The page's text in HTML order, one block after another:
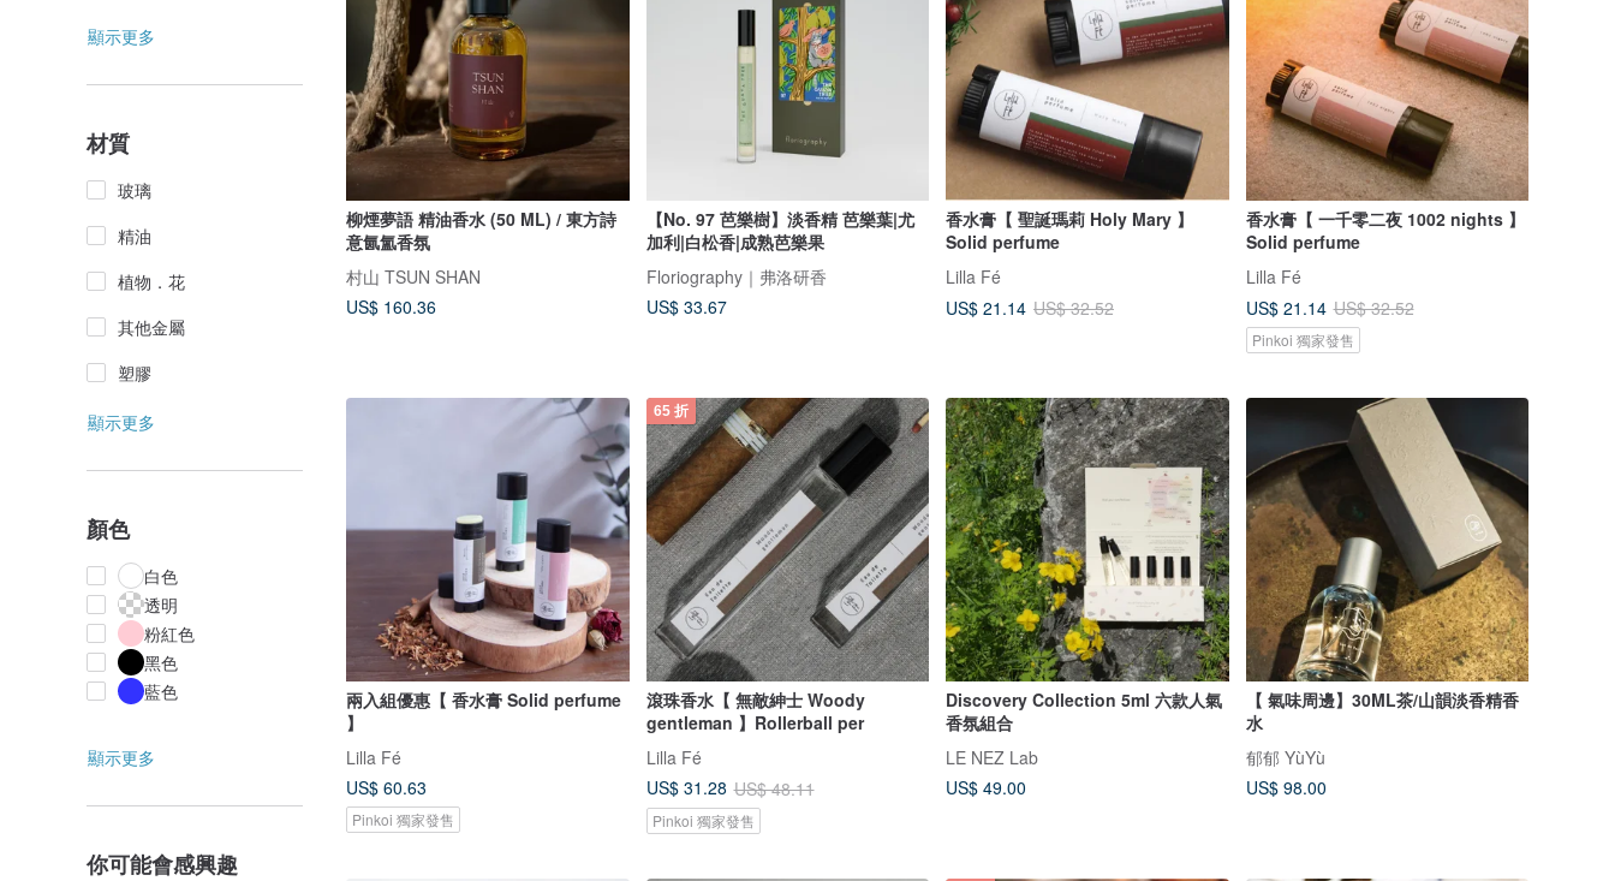
顯示更多
材質
玻璃
精油
植物．花
其他金屬
塑膠
顯示更多
顏色
白色
透明
粉紅色
黑色
藍色
顯示更多
你可能會感興趣
柳煙夢語 精油香水 (50 ML) / 東方詩
意氤氳香氛
村山 TSUN SHAN
US$ 160.36
【No. 97 芭樂樹】淡香精 芭樂葉|尤
加利|白松香|成熟芭樂果
Floriography｜弗洛研香
US$ 33.67
香水膏【 聖誕瑪莉 Holy Mary 】
Solid perfume
Lilla Fé
US$ 21.14 US$ 32.52
香水膏【 一千零二夜 1002 nights 】
Solid perfume
Lilla Fé
US$ 21.14 US$ 32.52
Pinkoi 獨家發售
兩入組優惠【 香水膏 Solid perfume
】
Lilla Fé
US$ 60.63
Pinkoi 獨家發售
65 折
滾珠香水【 無敵紳士 Woody
gentleman 】Rollerball per
Lilla Fé
US$ 31.28 US$ 48.11
Pinkoi 獨家發售
Discovery Collection 5ml 六款人氣
香氛組合
LE NEZ Lab
US$ 49.00
【 氣味周邊】30ML茶/山韻淡香精香
水
郁郁 YùYù
US$ 98.00